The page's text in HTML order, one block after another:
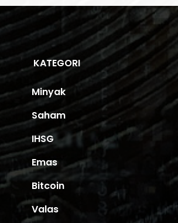
KATEGORI
Minyak
Saham
IHSG
Emas
Bitcoin
Valas